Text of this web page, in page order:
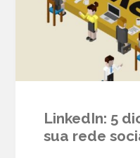
LinkedIn: 5
sua rede